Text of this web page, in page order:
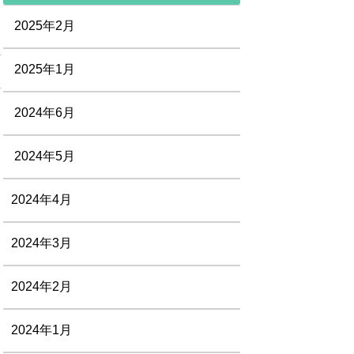
2025年2月
2025年1月
2024年6月
2024年5月
2024年4月
2024年3月
2024年2月
2024年1月